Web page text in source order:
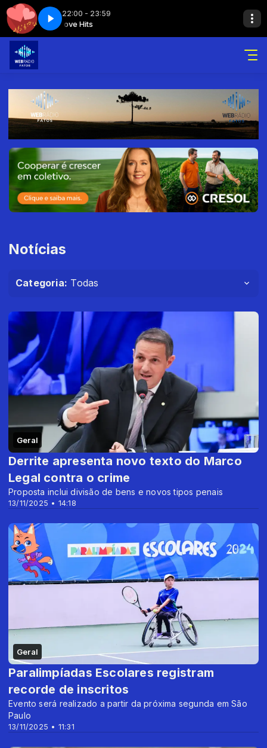
22:00 - 23:59
Love Hits
Love hits - Parte 6
Notícias
Categoria: Todas
Geral
13/11/2025 • 14:18
Derrite apresenta novo texto do Marco
Legal contra o crime
Proposta inclui divisão de bens e novos tipos penais
Geral
13/11/2025 • 11:31
Paralimpíadas Escolares registram
recorde de inscritos
Evento será realizado a partir da próxima segunda em São
Paulo